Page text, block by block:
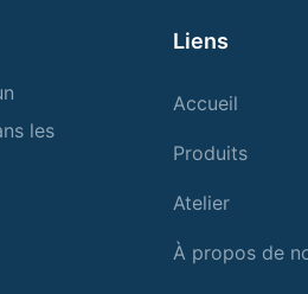
les
Liens
Accueil
Produits
Atelier
À propos de